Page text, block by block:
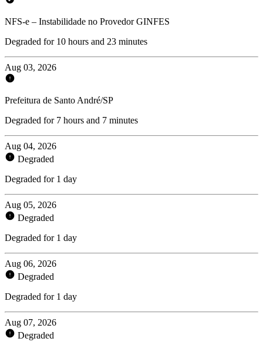
NFS-e – Instabilidade no Provedor GINFES
Degraded for 10 hours and 23 minutes
Aug 03, 2026
Prefeitura de Santo André/SP
Degraded for 7 hours and 7 minutes
Aug 04, 2026
Degraded
Degraded for 1 day
Aug 05, 2026
Degraded
Degraded for 1 day
Aug 06, 2026
Degraded
Degraded for 1 day
Aug 07, 2026
Degraded